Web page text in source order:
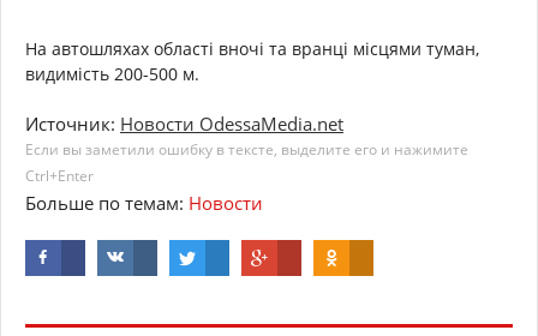
На автошляхах області вночі та вранці місцями туман,
видимість 200-500 м.
Источник: Новости OdessaMedia.net
Если вы заметили ошибку в тексте, выделите его и нажимите
Ctrl+Enter
Больше по темам: Новости